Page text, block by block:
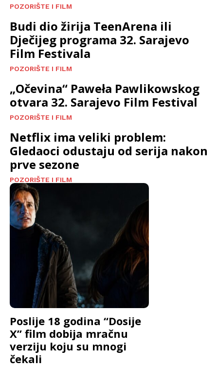
POZORIŠTE I FILM
Budi dio žirija TeenArena ili
Dječijeg programa 32. Sarajevo
Film Festivala
POZORIŠTE I FILM
„Očevina“ Paweła Pawlikowskog
otvara 32. Sarajevo Film Festival
POZORIŠTE I FILM
Netflix ima veliki problem:
Gledaoci odustaju od serija nakon
prve sezone
POZORIŠTE I FILM
Poslije 18 godina “Dosije
X” film dobija mračnu
verziju koju su mnogi
čekali